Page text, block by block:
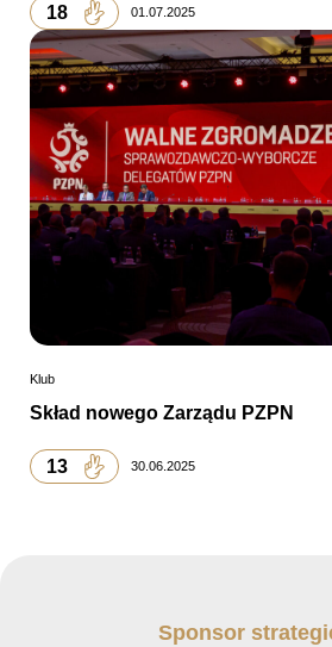
18 01.07.2025
Klub
Skład nowego Zarządu PZPN
13 30.06.2025
Sponsor